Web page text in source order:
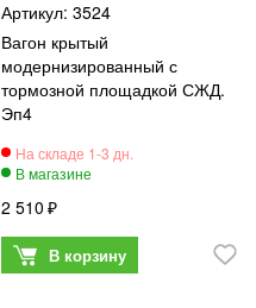
3524
Вагон крытый
модернизированный с
тормозной площадкой СЖД.
Эп4
2 510